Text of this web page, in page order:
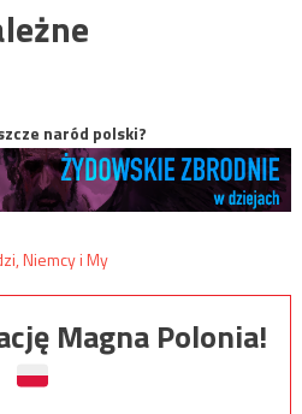
naród polski?
Magna Polonia!